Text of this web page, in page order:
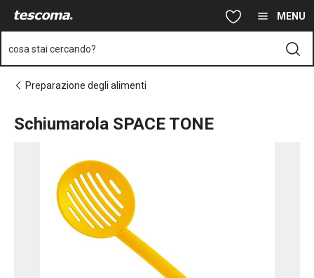
Vai al contenuto principale MENU
cosa stai cercando?
Preparazione degli alimenti
Schiumarola SPACE TONE